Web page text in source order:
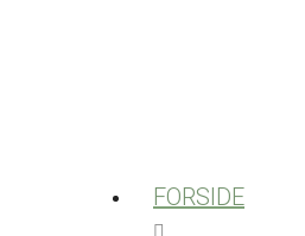
FORSIDE